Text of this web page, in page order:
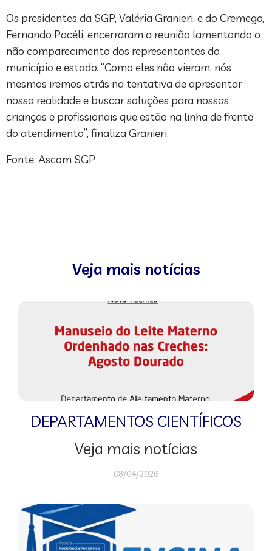
Os presidentes da SGP, Valéria Granieri, e do Cremego,
Fernando Pacéli, encerraram a reunião lamentando o
não comparecimento dos representantes do
município e estado. “Como eles não vieram, nós
mesmos iremos atrás na tentativa de apresentar
nossa realidade e buscar soluções para nossas
crianças e profissionais que estão na linha de frente
do atendimento”, finaliza Granieri.
Fonte: Ascom SGP
Veja mais notícias
DEPARTAMENTOS CIENTÍFICOS
Veja mais notícias
08/04/2026